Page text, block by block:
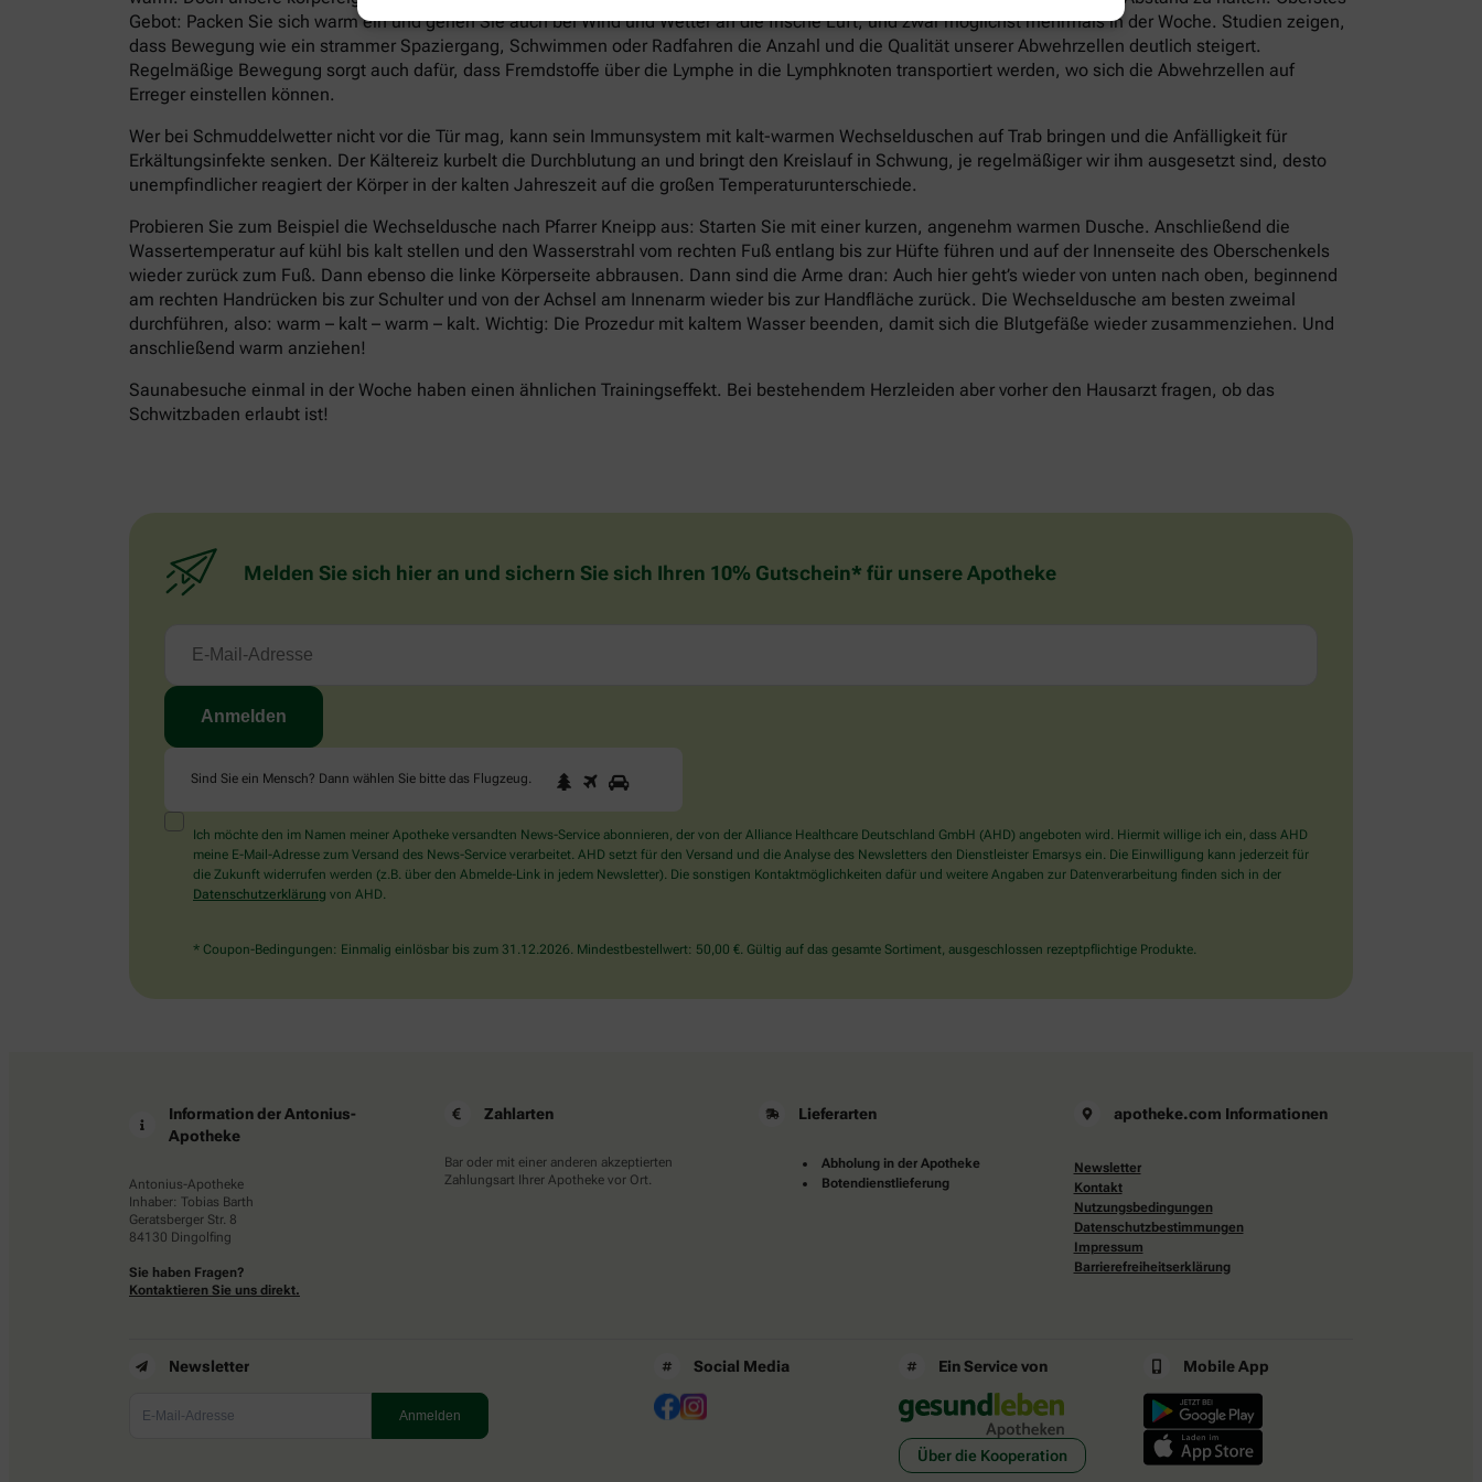
Gebot: Packen Sie sich warm ein und gehen Sie auch bei Wind und Wetter an die frische Luft, und zwar möglichst mehrmals in der Woche. Studien zeigen,
dass Bewegung wie ein strammer Spaziergang, Schwimmen oder Radfahren die Anzahl und die Qualität unserer Abwehrzellen deutlich steigert.
Regelmäßige Bewegung sorgt auch dafür, dass Fremdstoffe über die Lymphe in die Lymphknoten transportiert werden, wo sich die Abwehrzellen auf
Erreger einstellen können.
Wer bei Schmuddelwetter nicht vor die Tür mag, kann sein Immunsystem mit kalt-warmen Wechselduschen auf Trab bringen und die Anfälligkeit für
Erkältungsinfekte senken. Der Kältereiz kurbelt die Durchblutung an und bringt den Kreislauf in Schwung, je regelmäßiger wir ihm ausgesetzt sind, desto
unempfindlicher reagiert der Körper in der kalten Jahreszeit auf die großen Temperaturunterschiede.
Probieren Sie zum Beispiel die Wechseldusche nach Pfarrer Kneipp aus: Starten Sie mit einer kurzen, angenehm warmen Dusche. Anschließend die
Wassertemperatur auf kühl bis kalt stellen und den Wasserstrahl vom rechten Fuß entlang bis zur Hüfte führen und auf der Innenseite des Oberschenkels
wieder zurück zum Fuß. Dann ebenso die linke Körperseite abbrausen. Dann sind die Arme dran: Auch hier geht’s wieder von unten nach oben, beginnend
am rechten Handrücken bis zur Schulter und von der Achsel am Innenarm wieder bis zur Handfläche zurück. Die Wechseldusche am besten zweimal
durchführen, also: warm – kalt – warm – kalt. Wichtig: Die Prozedur mit kaltem Wasser beenden, damit sich die Blutgefäße wieder zusammenziehen. Und
anschließend warm anziehen!
Saunabesuche einmal in der Woche haben einen ähnlichen Trainingseffekt. Bei bestehendem Herzleiden aber vorher den Hausarzt fragen, ob das
Schwitzbaden erlaubt ist!
Melden Sie sich hier an und sichern Sie sich Ihren 10% Gutschein* für unsere Apotheke
Sind Sie ein Mensch? Dann wählen Sie bitte das Flugzeug.
Sind
Sie
Mensch?
Dann
wählen
Flugzeug.
1 2
Ich möchte den im Namen meiner Apotheke versandten News-Service abonnieren, der von der Alliance Healthcare Deutschland GmbH (AHD) angeboten wird. Hiermit willige ich ein, dass AHD
meine E-Mail-Adresse zum Versand des News-Service verarbeitet. AHD setzt für den Versand und die Analyse des Newsletters den Dienstleister Emarsys ein. Die Einwilligung kann jederzeit für
die Zukunft widerrufen werden (z.B. über den Abmelde-Link in jedem Newsletter). Die sonstigen Kontaktmöglichkeiten dafür und weitere Angaben zur Datenverarbeitung finden sich in der
Datenschutzerklärung von AHD.
* Coupon-Bedingungen: Einmalig einlösbar bis zum 31.12.2026. Mindestbestellwert: 50,00 €. Gültig auf das gesamte Sortiment, ausgeschlossen rezeptpflichtige Produkte.
Information der Antonius-
Apotheke
Antonius-Apotheke
Inhaber: Tobias Barth
Geratsberger Str. 8
84130 Dingolfing
Sie haben Fragen?
Kontaktieren Sie uns direkt.
Zahlarten
Bar oder mit einer anderen akzeptierten
Zahlungsart Ihrer Apotheke vor Ort.
Lieferarten
Abholung in der Apotheke
Botendienstlieferung
apotheke.com Informationen
Newsletter
Kontakt
Nutzungsbedingungen
Datenschutzbestimmungen
Impressum
Barrierefreiheitserklärung
Newsletter Social Media Ein Service von
Über die Kooperation
Mobile App